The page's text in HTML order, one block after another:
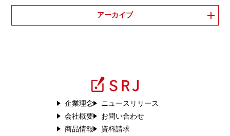
アーカイブ
企業理念
会社概要
商品情報
ニュースリリース
お問い合わせ
資料請求